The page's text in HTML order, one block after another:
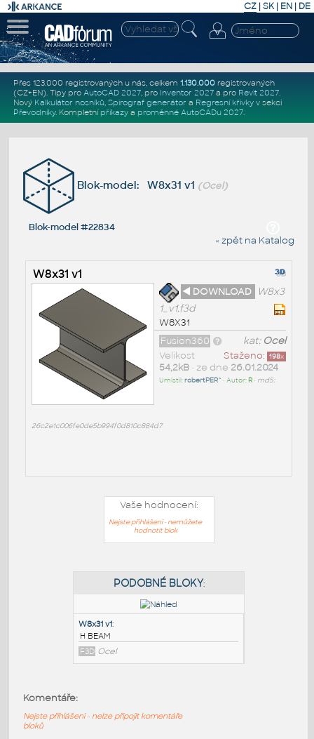
CZ | SK| EN | DE
Přes 123.000 registrovaných u nás, celkem 1.130.000registrovaných
(CZ+EN). Tipy pro AutoCAD 2027, pro Inventor 2027a pro Revit 2027.
Nový Kalkulátor nosníků, Spirograf generátor a Regresní křivkyv sekci
Převodníky. Kompletní příkazya proměnné AutoCADu 2027.
Blok-model: W8x31 v1 (Ocel)
Blok-model #22834
« zpět na Katalog
W8x31 v1
◄ DOWNLOAD
W8x3
1_v1.f3d
W8X31
kat: Ocel
Fusion360
Staženo: 198x
Velikost
54,2kB• ze dne 26.01.2024
Umístil:robertPER^ • Autor: R• md5:
26c2e1c006fe0de5b994f0d810c884d7
Vaše hodnocení:
Nejste přihlášeni - nemůžete
hodnotit blok
Komentáře:
Nejste přihlášeni - nelze připojit komentáře
bloků